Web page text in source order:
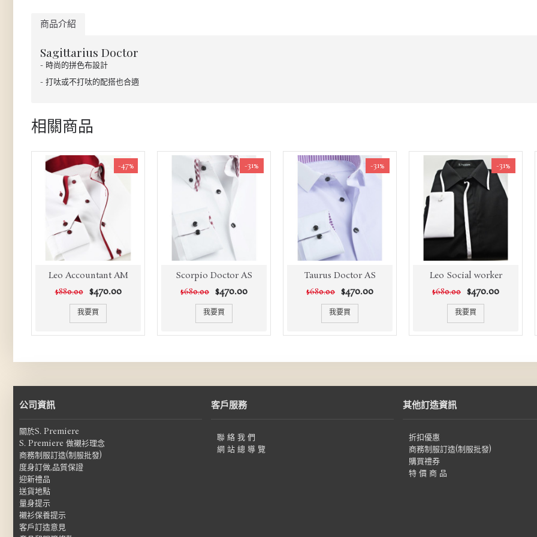
商品介紹
Sagittarius Doctor
- 時尚的拼色布設計
- 打呔或不打呔的配搭也合適
相關商品
-47%
Leo Accountant AM
$880.00 $470.00
我要買
-31%
Scorpio Doctor AS
$680.00 $470.00
我要買
-31%
Taurus Doctor AS
$680.00 $470.00
我要買
-31%
Leo Social worker
$680.00 $470.00
我要買
公司資訊
關於S. Premiere
S. Premiere 做襯衫理念
商務制服訂造(制服批發)
度身訂做,品質保證
迎新禮品
送貨地點
量身提示
襯衫保養提示
客戶訂造意見
客戶服務
聯 絡 我 們
網 站 總 導 覽
其他訂造資訊
折扣優惠
商務制服訂造(制服批發)
購買禮券
特 價 商 品